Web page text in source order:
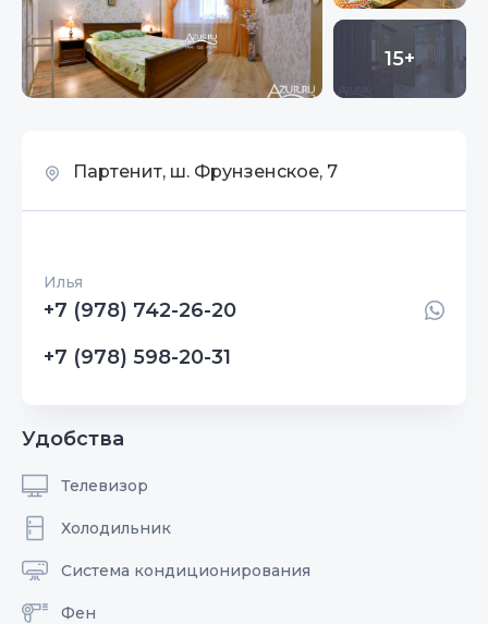
15+
Партенит, ш. Фрунзенское, 7
Илья
+7 (978) 742-26-20
+7 (978) 598-20-31
Удобства
Телевизор
Холодильник
Система кондиционирования
Фен